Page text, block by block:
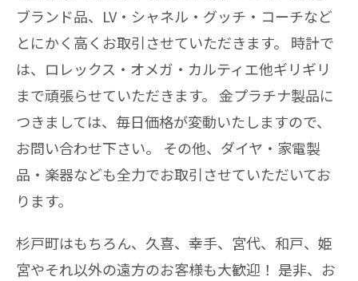
ブランド品、LV・シャネル・グッチ・コーチなど
とにかく高くお取引させていただきます。 時計で
は、ロレックス・オメガ・カルティエ他ギリギリ
まで頑張らせていただきます。 金プラチナ製品に
つきましては、毎日価格が変動いたしますので、
お問い合わせ下さい。 その他、ダイヤ・家電製
品・楽器なども全力でお取引させていただいてお
ります。
杉戸町はもちろん、久喜、幸手、宮代、和戸、姫
宮やそれ以外の遠方のお客様も大歓迎！ 是非、お